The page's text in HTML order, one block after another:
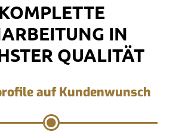
KOMPLETTE
IN
QUALITÄT
auf Kundenwunsch